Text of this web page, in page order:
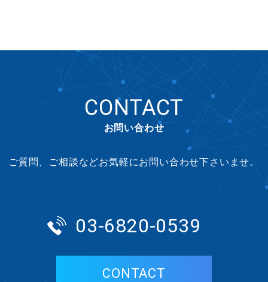
CONTACT
お問い合わせ
ご質問、ご相談などお気軽にお問い合わせ下さいませ。
03-6820-0539
CONTACT